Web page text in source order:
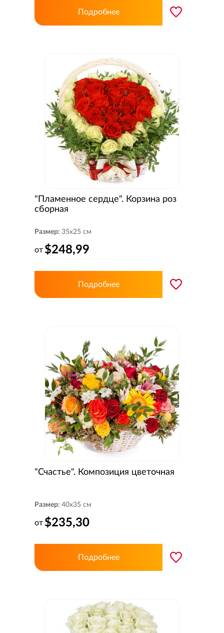
Подробнее
"Пламенное сердце". Корзина роз
сборная
Размер: 35x25 см
от $248,99
Подробнее
"Счастье". Композиция цветочная
Размер: 40x35 см
от $235,30
Подробнее